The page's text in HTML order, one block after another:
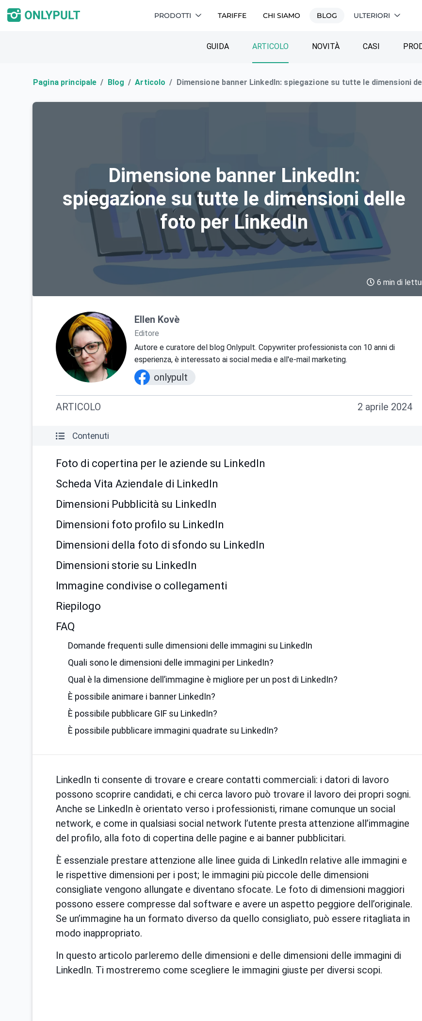
PRODOTTI TARIFFE CHI SIAMO BLOG ULTERIORI
GUIDA ARTICOLO NOVITÀ СASI
Pagina principale Blog Articolo Dimensione banner LinkedIn: spiegazione su tutte le dimensioni
Dimensione banner LinkedIn:
spiegazione su tutte le dimensioni delle
foto per LinkedIn
6 min di
Ellen Kovè
Editore
Autore e curatore del blog Onlypult. Copywriter professionista con 10 anni di
esperienza, è interessato ai social media e all'e-mail marketing.
onlypult
ARTICOLO 2 aprile 2024
Contenuti
Foto di copertina per le aziende su LinkedIn
Scheda Vita Aziendale di LinkedIn
Dimensioni Pubblicità su LinkedIn
Dimensioni foto profilo su LinkedIn
Dimensioni della foto di sfondo su LinkedIn
Dimensioni storie su LinkedIn
Immagine condivise o collegamenti
Riepilogo
FAQ
Domande frequenti sulle dimensioni delle immagini su LinkedIn
Quali sono le dimensioni delle immagini per LinkedIn?
Qual è la dimensione dell’immagine è migliore per un post di LinkedIn?
È possibile animare i banner LinkedIn?
È possibile pubblicare GIF su LinkedIn?
È possibile pubblicare immagini quadrate su LinkedIn?
LinkedIn ti consente di trovare e creare contatti commerciali: i datori di lavoro
possono scoprire candidati, e chi cerca lavoro può trovare il lavoro dei propri sogni.
Anche se LinkedIn è orientato verso i professionisti, rimane comunque un social
network, e come in qualsiasi social network l’utente presta attenzione all’immagine
del profilo, alla foto di copertina delle pagine e ai banner pubblicitari.
È essenziale prestare attenzione alle linee guida di LinkedIn relative alle immagini e
le rispettive dimensioni per i post; le immagini più piccole delle dimensioni
consigliate vengono allungate e diventano sfocate. Le foto di dimensioni maggiori
possono essere compresse dal software e avere un aspetto peggiore dell’originale.
Se un’immagine ha un formato diverso da quello consigliato, può essere ritagliata in
modo inappropriato.
In questo articolo parleremo delle dimensioni e delle dimensioni delle immagini di
LinkedIn. Ti mostreremo come scegliere le immagini giuste per diversi scopi.